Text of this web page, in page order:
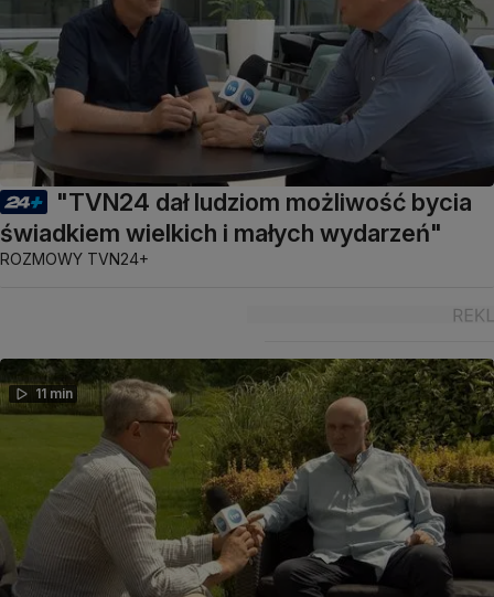
"TVN24 dał ludziom możliwość bycia
świadkiem wielkich i małych wydarzeń"
ROZMOWY TVN24+
11 min